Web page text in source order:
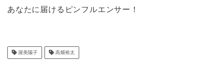
あなたに届けるピンフルエンサー！
渥美陽子 高畑裕太